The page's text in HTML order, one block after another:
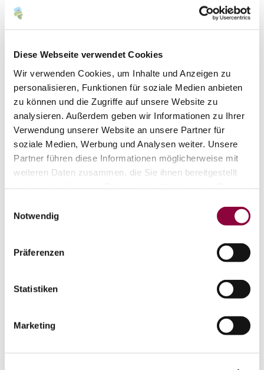
Diese Webseite verwendet Cookies
Wir verwenden Cookies, um Inhalte und Anzeigen zu
personalisieren, Funktionen für soziale Medien anbieten
zu können und die Zugriffe auf unsere Website zu
analysieren. Außerdem geben wir Informationen zu Ihrer
Verwendung unserer Website an unsere Partner für
soziale Medien, Werbung und Analysen weiter. Unsere
Partner führen diese Informationen möglicherweise mit
weiteren Daten zusammen, die Sie ihnen bereitgestellt
Notwendig
Präferenzen
Statistiken
Marketing
Kontakt
auf Karte anzeigen